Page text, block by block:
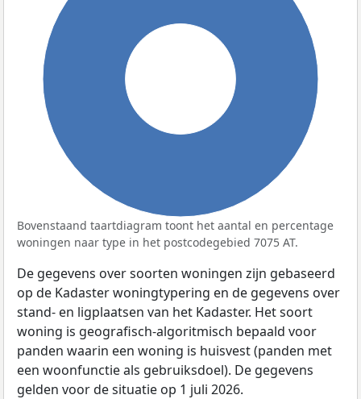
Bovenstaand taartdiagram toont het aantal en percentage
woningen naar type in het postcodegebied 7075 AT.
De gegevens over soorten woningen zijn gebaseerd
op de Kadaster woningtypering en de gegevens over
stand- en ligplaatsen van het Kadaster. Het soort
woning is geografisch-algoritmisch bepaald voor
panden waarin een woning is huisvest (panden met
een woonfunctie als gebruiksdoel). De gegevens
gelden voor de situatie op 1 juli 2026.